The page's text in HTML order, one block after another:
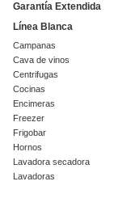
Garantía Extendida
Línea Blanca
Campanas
Cava de vinos
Centrifugas
Cocinas
Encimeras
Freezer
Frigobar
Hornos
Lavadora secadora
Lavadoras